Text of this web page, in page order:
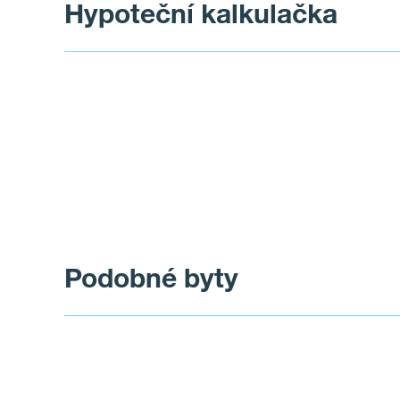
Hypoteční kalkulačka
Podobné byty